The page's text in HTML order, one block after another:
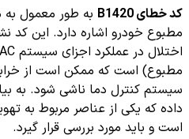
کد خطای B1420
به طور معمول
مطبوع خودرو اشاره دارد. این کد
مطبوع) است که ممکن است از
سیستم کنترل دما ناشی شود. به
داده که یکی از عناصر مربوط به
است و باید مورد بررسی قرار گیرد.